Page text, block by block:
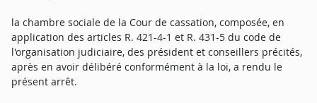
la chambre sociale de la Cour de cassation, composée, en
application des articles R. 421-4-1 et R. 431-5 du code de
l'organisation judiciaire, des président et conseillers précités,
après en avoir délibéré conformément à la loi, a rendu le
présent arrêt.